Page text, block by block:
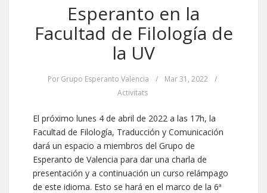
Esperanto en la
Facultad de Filología de
la UV
Por Grupo Esperanto Valencia / Mar 31, 2022
/
Activitats
El próximo lunes 4 de abril de 2022 a las 17h, la
Facultad de Filología, Traducción y Comunicación
dará un espacio a miembros del Grupo de
Esperanto de Valencia para dar una charla de
presentación y a continuación un curso relámpago
de este idioma. Esto se hará en el marco de la 6ª